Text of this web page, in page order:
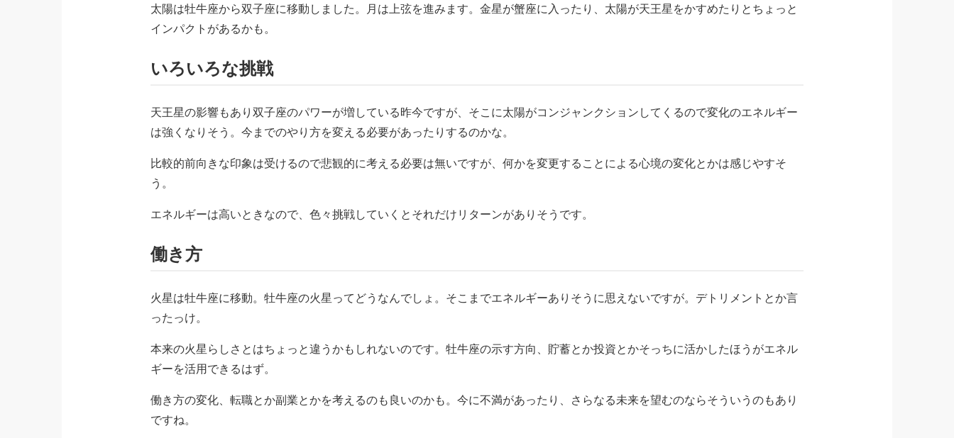
太陽は牡牛座から双子座に移動しました。月は上弦を進みます。金星が蟹座に入ったり、太陽が天王星をかすめたりとちょっと
インパクトがあるかも。
いろいろな挑戦
天王星の影響もあり双子座のパワーが増している昨今ですが、そこに太陽がコンジャンクションしてくるので変化のエネルギー
は強くなりそう。今までのやり方を変える必要があったりするのかな。
比較的前向きな印象は受けるので悲観的に考える必要は無いですが、何かを変更することによる心境の変化とかは感じやすそ
う。
エネルギーは高いときなので、色々挑戦していくとそれだけリターンがありそうです。
働き方
火星は牡牛座に移動。牡牛座の火星ってどうなんでしょ。そこまでエネルギーありそうに思えないですが。デトリメントとか言
ったっけ。
本来の火星らしさとはちょっと違うかもしれないのです。牡牛座の示す方向、貯蓄とか投資とかそっちに活かしたほうがエネル
ギーを活用できるはず。
働き方の変化、転職とか副業とかを考えるのも良いのかも。今に不満があったり、さらなる未来を望むのならそういうのもあり
ですね。